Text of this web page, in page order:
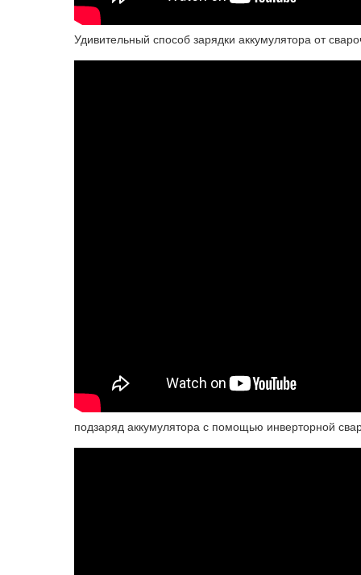
Удивительный способ зарядки аккумулятора от
подзаряд аккумулятора с помощью инверторной